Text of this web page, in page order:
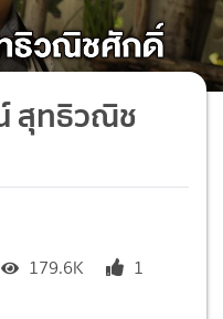
สุทธิวณิช
179.6K 1